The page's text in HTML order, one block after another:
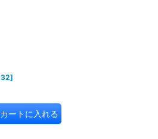
]
カートに入れる